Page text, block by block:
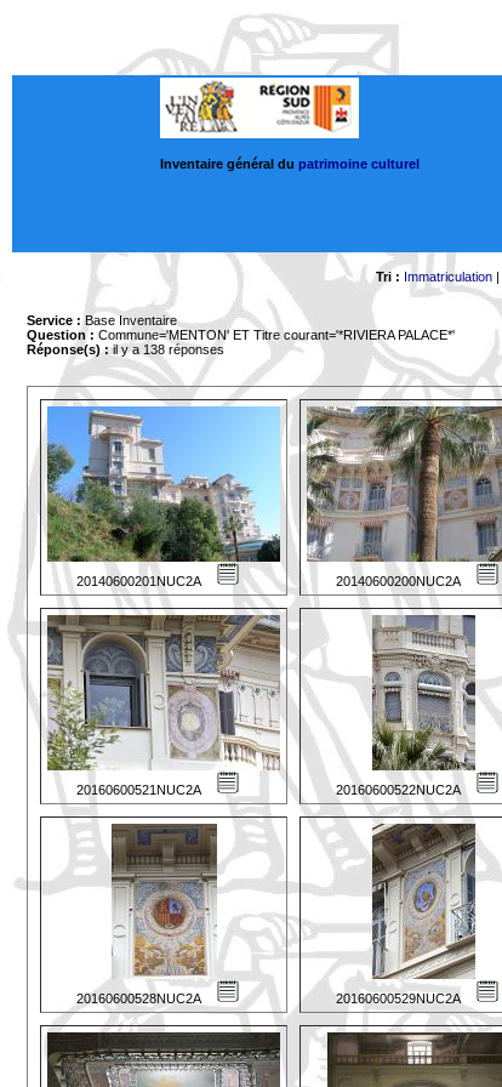
Inventaire général du patrimoine culturel
Tri : Immatriculation|
Service : Base Inventaire
Question : Commune='MENTON' ET Titre courant='*RIVIERA PALACE*'
Réponse(s) :il y a 138 réponses
20140600201NUC2A 20140600200NUC2A
20160600521NUC2A 20160600522NUC2A
20160600528NUC2A 20160600529NUC2A